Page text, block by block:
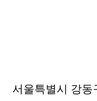
서울특별시 강동